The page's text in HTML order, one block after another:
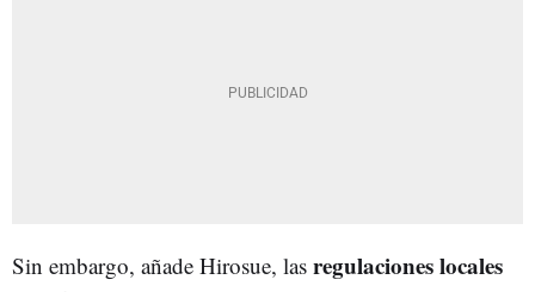
Sin embargo, añade Hirosue, las regulaciones locales